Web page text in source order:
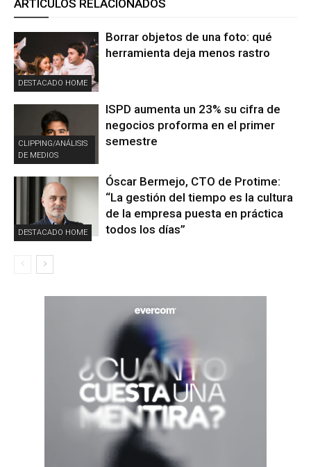
ARTICULOS RELACIONADOS
DESTACADO HOME
Borrar objetos de una foto: qué
herramienta deja menos rastro
CLIPPING/ANÁLISIS
DE MEDIOS
ISPD aumenta un 23% su cifra de
negocios proforma en el primer
semestre
DESTACADO HOME
Óscar Bermejo, CTO de Protime:
“La gestión del tiempo es la cultura
de la empresa puesta en práctica
todos los días”